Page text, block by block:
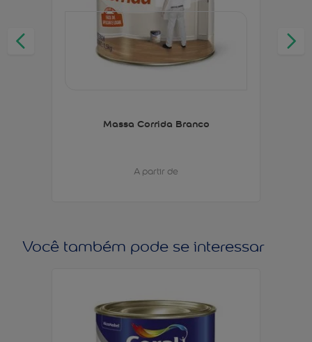
Massa Corrida Branco
A partir de
Você também pode se interessar